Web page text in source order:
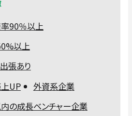
90％以上
以上
張あり
UP
外資系企業
の成長ベンチャー企業